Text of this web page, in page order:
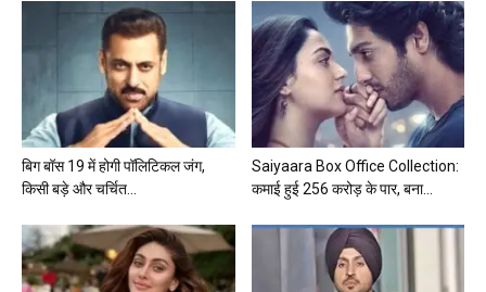
बिग बॉस 19 में होगी पॉलिटिकल जंग,
किसी बड़े और चर्चित...
Saiyaara Box Office Collection:
कमाई हुई 256 करोड़ के पार, बना...